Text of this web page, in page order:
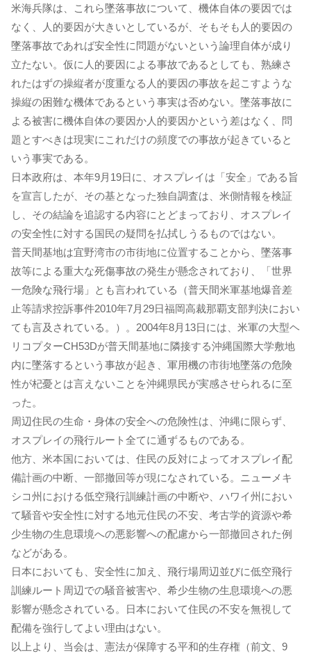
米海兵隊は、これら墜落事故について、機体自体の要因では
なく、人的要因が大きいとしているが、そもそも人的要因の
墜落事故であれば安全性に問題がないという論理自体が成り
立たない。仮に人的要因による事故であるとしても、熟練さ
れたはずの操縦者が度重なる人的要因の事故を起こすような
操縦の困難な機体であるという事実は否めない。墜落事故に
よる被害に機体自体の要因か人的要因かという差はなく、問
題とすべきは現実にこれだけの頻度での事故が起きていると
いう事実である。
日本政府は、本年9月19日に、オスプレイは「安全」である旨
を宣言したが、その基となった独自調査は、米側情報を検証
し、その結論を追認する内容にとどまっており、オスプレイ
の安全性に対する国民の疑問を払拭しうるものではない。
普天間基地は宜野湾市の市街地に位置することから、墜落事
故等による重大な死傷事故の発生が懸念されており、「世界
一危険な飛行場」とも言われている（普天間米軍基地爆音差
止等請求控訴事件2010年7月29日福岡高裁那覇支部判決におい
ても言及されている。）。2004年8月13日には、米軍の大型ヘ
リコプターCH53Dが普天間基地に隣接する沖縄国際大学敷地
内に墜落するという事故が起き、軍用機の市街地墜落の危険
性が杞憂とは言えないことを沖縄県民が実感させられるに至
った。
周辺住民の生命・身体の安全への危険性は、沖縄に限らず、
オスプレイの飛行ルート全てに通ずるものである。
他方、米本国においては、住民の反対によってオスプレイ配
備計画の中断、一部撤回等が現になされている。ニューメキ
シコ州における低空飛行訓練計画の中断や、ハワイ州におい
て騒音や安全性に対する地元住民の不安、考古学的資源や希
少生物の生息環境への悪影響への配慮から一部撤回された例
などがある。
日本においても、安全性に加え、飛行場周辺並びに低空飛行
訓練ルート周辺での騒音被害や、希少生物の生息環境への悪
影響が懸念されている。日本において住民の不安を無視して
配備を強行してよい理由はない。
以上より、当会は、憲法が保障する平和的生存権（前文、9